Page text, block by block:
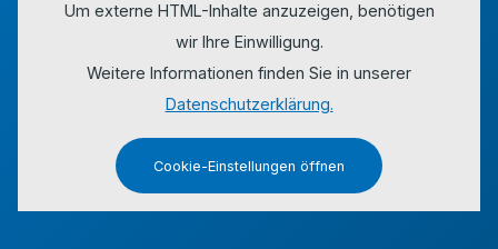
Um externe HTML-Inhalte anzuzeigen, benötigen
wir Ihre Einwilligung.
Weitere Informationen finden Sie in unserer
Datenschutzerklärung.
Cookie-Einstellungen öffnen